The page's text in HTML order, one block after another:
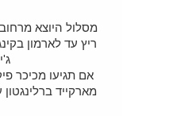
מסלול היוצא
ריץ עד לארמון
אם תגיעו מכיכר
מארקייד